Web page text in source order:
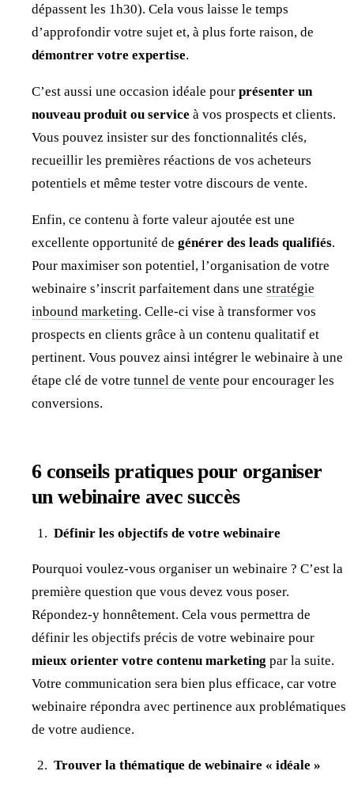
dépassent les 1h30). Cela vous laisse le temps
d’approfondir votre sujet et, à plus forte raison, de
démontrer votre expertise.
C’est aussi une occasion idéale pour présenter un
nouveau produit ou service à vos prospects et clients.
Vous pouvez insister sur des fonctionnalités clés,
recueillir les premières réactions de vos acheteurs
potentiels et même tester votre discours de vente.
Enfin, ce contenu à forte valeur ajoutée est une
excellente opportunité de générer des leads qualifiés.
Pour maximiser son potentiel, l’organisation de votre
webinaire s’inscrit parfaitement dans une stratégie
inbound marketing. Celle-ci vise à transformer vos
prospects en clients grâce à un contenu qualitatif et
pertinent. Vous pouvez ainsi intégrer le webinaire à une
étape clé de votre tunnel de vente pour encourager les
conversions.
6 conseils pratiques pour organiser
un webinaire avec succès
Définir les objectifs de votre webinaire
Pourquoi voulez-vous organiser un webinaire ? C’est la
première question que vous devez vous poser.
Répondez-y honnêtement. Cela vous permettra de
définir les objectifs précis de votre webinaire pour
mieux orienter votre contenu marketing par la suite.
Votre communication sera bien plus efficace, car votre
webinaire répondra avec pertinence aux problématiques
de votre audience.
Trouver la thématique de webinaire « idéale »